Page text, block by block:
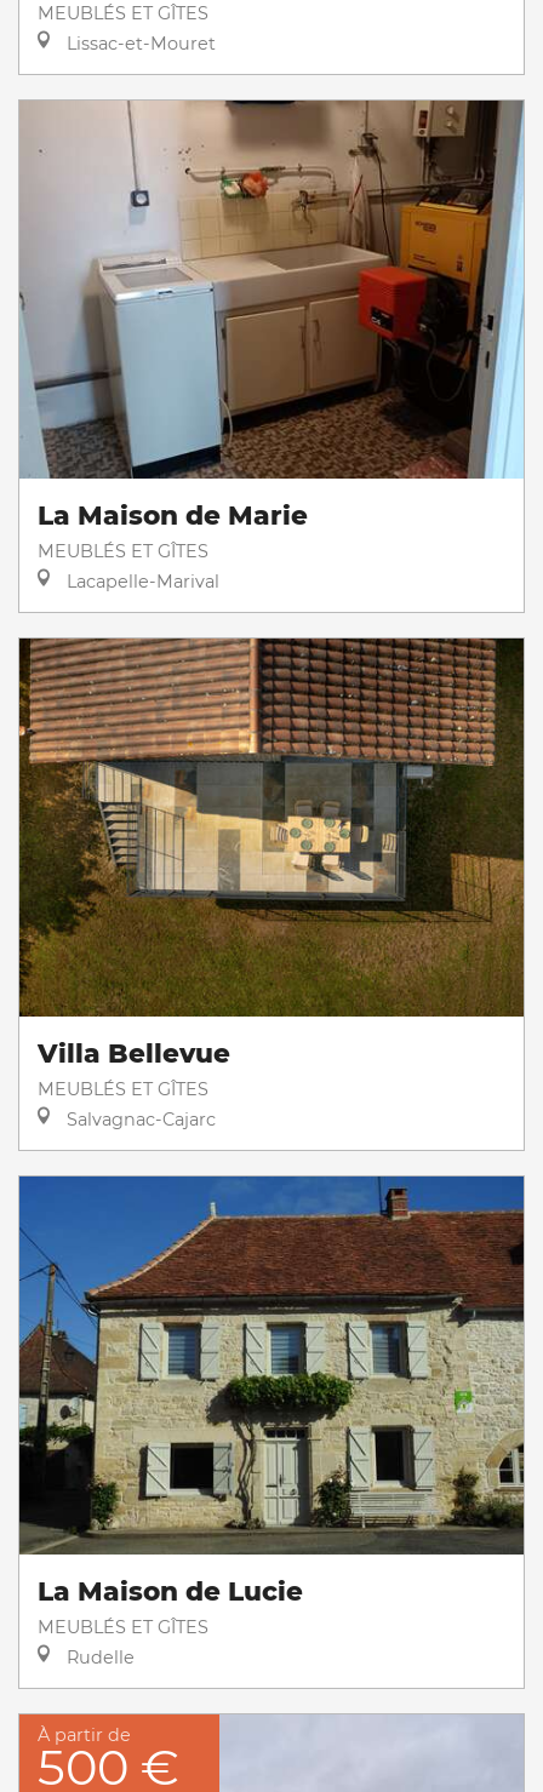
MEUBLÉS ET GÎTES
Lissac-et-Mouret
La Maison de Marie
MEUBLÉS ET GÎTES
Lacapelle-Marival
Villa Bellevue
MEUBLÉS ET GÎTES
Salvagnac-Cajarc
La Maison de Lucie
MEUBLÉS ET GÎTES
Rudelle
À partir de
500 €